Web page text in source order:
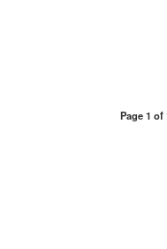
Page 1 of